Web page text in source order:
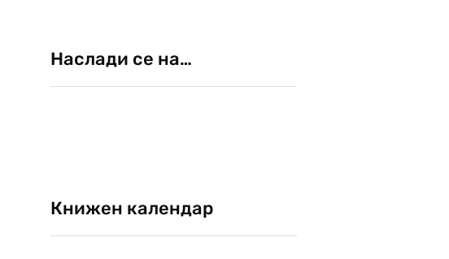
Наслади се на…
Книжен календар